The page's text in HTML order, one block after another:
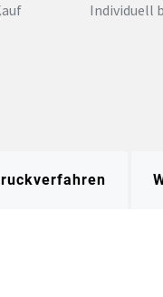
Individuell